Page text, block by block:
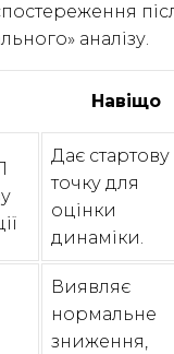
аналізу.
Навіщо
Дає стартову
точку для
оцінки
динаміки.
Виявляє
нормальне
зниження,